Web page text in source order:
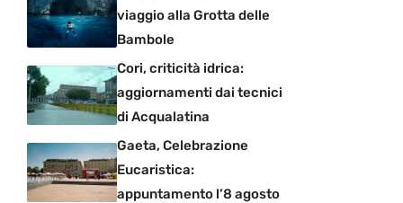
viaggio alla Grotta delle
Bambole
Cori, criticità idrica:
aggiornamenti dai tecnici
di Acqualatina
Gaeta, Celebrazione
Eucaristica:
appuntamento l’8 agosto